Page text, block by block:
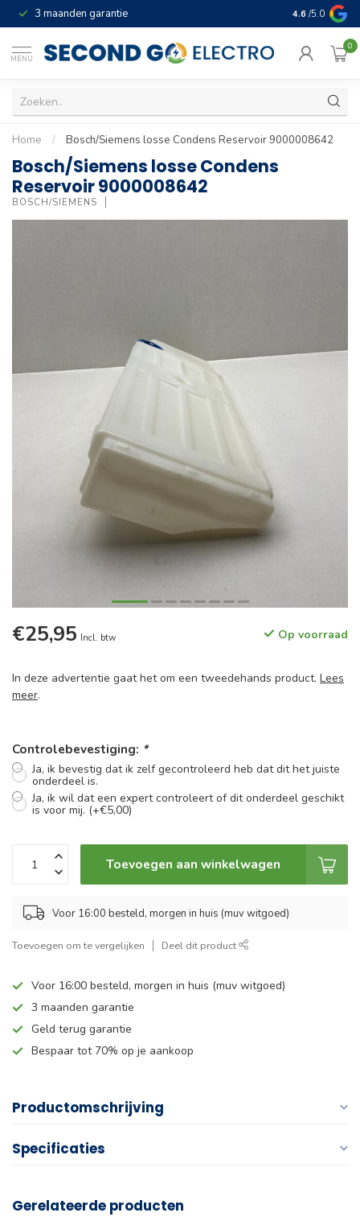
3 maanden garantie Geld terug
4.6 /5.0
MENU
0
Home / Bosch/Siemens losse Condens Reservoir 9000008642
Bosch/Siemens losse Condens
Reservoir 9000008642
BOSCH/SIEMENS
€25,95 Incl. btw Op voorraad
In deze advertentie gaat het om een tweedehands product. Lees
meer.
Controlebevestiging: *
Ja, ik bevestig dat ik zelf gecontroleerd heb dat dit het juiste
onderdeel is.
Ja, ik wil dat een expert controleert of dit onderdeel geschikt
is voor mij. (+€5,00)
Toevoegen aan winkelwagen
Voor 16:00 besteld, morgen in huis (muv witgoed)
Toevoegen om te vergelijken Deel dit product
Voor 16:00 besteld, morgen in huis (muv witgoed)
3 maanden garantie
Geld terug garantie
Bespaar tot 70% op je aankoop
Productomschrijving
Specificaties
Gerelateerde producten